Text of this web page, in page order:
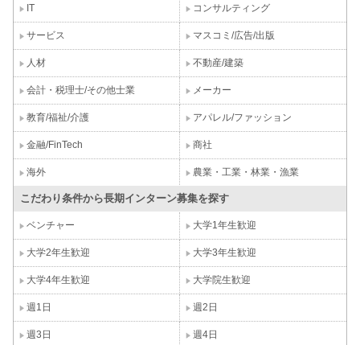
IT コンサルティング
サービス マスコミ/広告/出版
人材 不動産/建築
会計・税理士/その他士業 メーカー
教育/福祉/介護 アパレル/ファッション
金融/FinTech 商社
海外 農業・工業・林業・漁業
こだわり条件から長期インターン募集を探す
ベンチャー 大学1年生歓迎
大学2年生歓迎 大学3年生歓迎
大学4年生歓迎 大学院生歓迎
週1日 週2日
週3日 週4日